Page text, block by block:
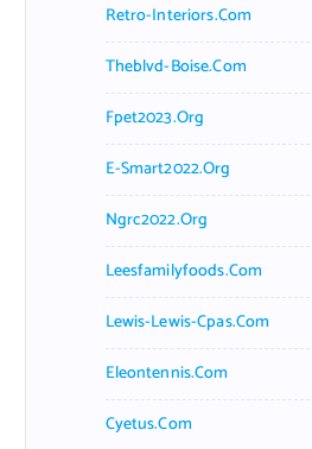
Retro-Interiors.com
Theblvd-Boise.com
Fpet2023.org
E-Smart2022.org
Ngrc2022.org
Leesfamilyfoods.com
Lewis-Lewis-Cpas.com
Eleontennis.com
Cyetus.com